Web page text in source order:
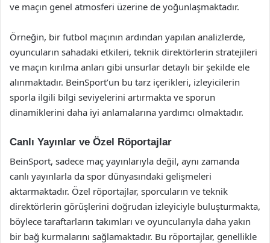
ve maçın genel atmosferi üzerine de yoğunlaşmaktadır.
Örneğin, bir futbol maçının ardından yapılan analizlerde,
oyuncuların sahadaki etkileri, teknik direktörlerin stratejileri
ve maçın kırılma anları gibi unsurlar detaylı bir şekilde ele
alınmaktadır. BeinSport’un bu tarz içerikleri, izleyicilerin
sporla ilgili bilgi seviyelerini artırmakta ve sporun
dinamiklerini daha iyi anlamalarına yardımcı olmaktadır.
Canlı Yayınlar ve Özel Röportajlar
BeinSport, sadece maç yayınlarıyla değil, aynı zamanda
canlı yayınlarla da spor dünyasındaki gelişmeleri
aktarmaktadır. Özel röportajlar, sporcuların ve teknik
direktörlerin görüşlerini doğrudan izleyiciyle buluşturmakta,
böylece taraftarların takımları ve oyuncularıyla daha yakın
bir bağ kurmalarını sağlamaktadır. Bu röportajlar, genellikle